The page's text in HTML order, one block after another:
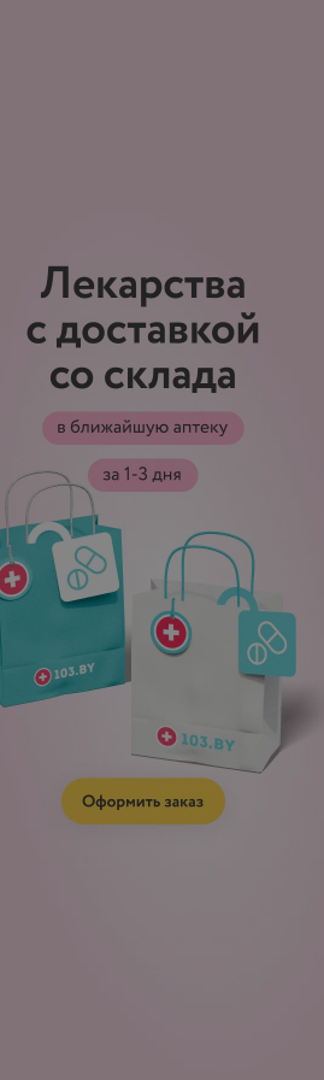
Удаление инородного тела
из уха
уточняйте
Запись по телефону
Записаться